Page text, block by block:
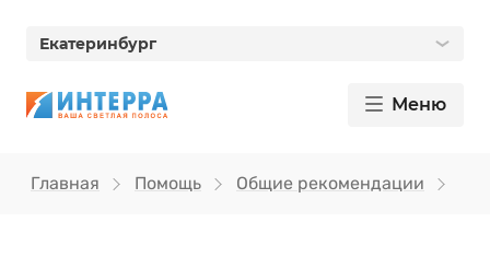
Екатеринбург
Меню
Главная Помощь Общие рекомендации